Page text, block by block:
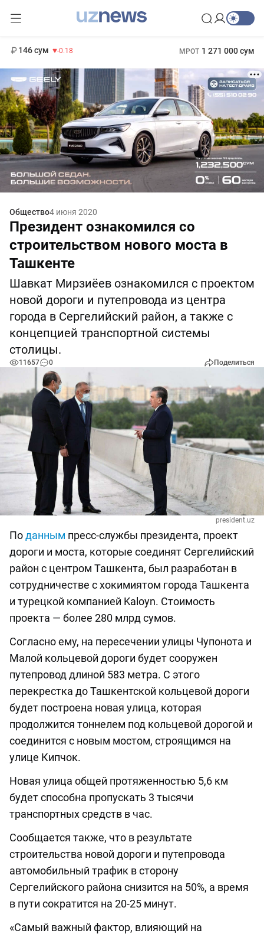
146 сум -0.18 МРОТ 1 271 000 сум
Общество4 июня 2020
Президент ознакомился со
строительством нового моста в
Ташкенте
Шавкат Мирзиёев ознакомился с проектом
новой дороги и путепровода из центра
города в Сергелийский район, а также с
концепцией транспортной системы
столицы.
11657 0 Поделиться
president.uz
Поданным пресс-службы президента, проект
дороги и моста, которые соединят Сергелийский
район с центром Ташкента, был разработан в
сотрудничестве с хокимиятом города Ташкента
и турецкой компанией Kaloyn. Стоимость
проекта — более 280 млрд сумов.
Согласно ему, на пересечении улицы Чупонота и
Малой кольцевой дороги будет сооружен
путепровод длиной 583 метра. С этого
перекрестка до Ташкентской кольцевой дороги
будет построена новая улица, которая
продолжится тоннелем под кольцевой дорогой и
соединится с новым мостом, строящимся на
улице Кипчок.
Новая улица общей протяженностью 5,6 км
будет способна пропускать 3 тысячи
транспортных средств в час.
Сообщается также, что в результате
строительства новой дороги и путепровода
автомобильный трафик в сторону
Сергелийского района снизится на 50%, а время
в пути сократится на 20-25 минут.
«Самый важный фактор, влияющий на